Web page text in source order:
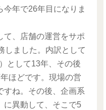
年で26年目になりま
て、店舗の運営をサポ
しました。内訳として
として13年、その後
ほどです。現場の営
すね。その後、企画系
に異動して、そこで5